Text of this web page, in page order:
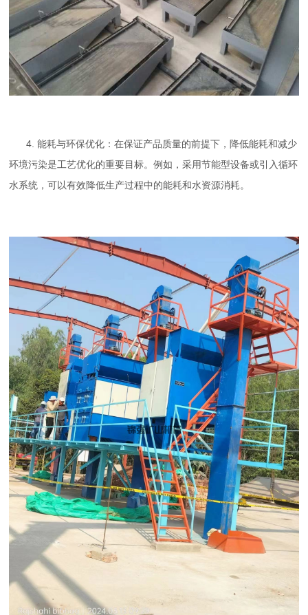
4. 能耗与环保优化：在保证产品质量的前提下，降低能耗和减少
环境污染是工艺优化的重要目标。例如，采用节能型设备或引入循环
水系统，可以有效降低生产过程中的能耗和水资源消耗。